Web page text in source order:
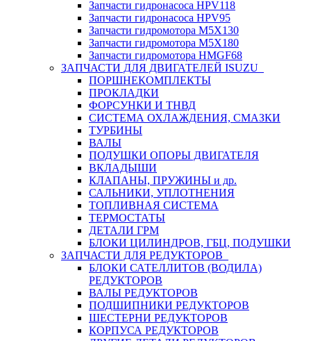
Запчасти гидронасоса HPV118
Запчасти гидронасоса HPV95
Запчасти гидромотора M5X130
Запчасти гидромотора M5X180
Запчасти гидромотора HMGF68
ЗАПЧАСТИ ДЛЯ ДВИГАТЕЛЕЙ ISUZU
ПОРШНЕКОМПЛЕКТЫ
ПРОКЛАДКИ
ФОРСУНКИ И ТНВД
СИСТЕМА ОХЛАЖДЕНИЯ, СМАЗКИ
ТУРБИНЫ
ВАЛЫ
ПОДУШКИ ОПОРЫ ДВИГАТЕЛЯ
ВКЛАДЫШИ
КЛАПАНЫ, ПРУЖИНЫ и др.
САЛЬНИКИ, УПЛОТНЕНИЯ
ТОПЛИВНАЯ СИСТЕМА
ТЕРМОСТАТЫ
ДЕТАЛИ ГРМ
БЛОКИ ЦИЛИНДРОВ, ГБЦ, ПОДУШКИ
ЗАПЧАСТИ ДЛЯ РЕДУКТОРОВ
БЛОКИ САТЕЛЛИТОВ (ВОДИЛА)
РЕДУКТОРОВ
ВАЛЫ РЕДУКТОРОВ
ПОДШИПНИКИ РЕДУКТОРОВ
ШЕСТЕРНИ РЕДУКТОРОВ
КОРПУСА РЕДУКТОРОВ